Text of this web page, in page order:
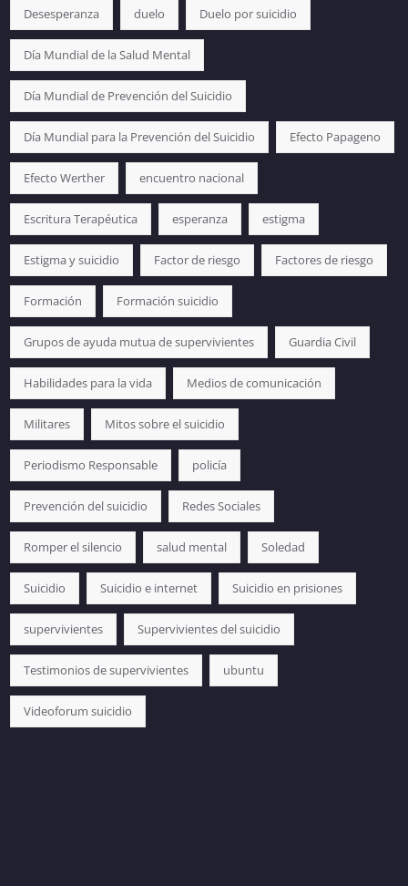
Desesperanza duelo Duelo por suicidio
Día Mundial de la Salud Mental
Día Mundial de Prevención del Suicidio
Día Mundial para la Prevención del Suicidio Efecto Papageno
Efecto Werther encuentro nacional
Escritura Terapéutica esperanza estigma
Estigma y suicidio Factor de riesgo Factores de riesgo
Formación Formación suicidio
Grupos de ayuda mutua de supervivientes Guardia Civil
Habilidades para la vida Medios de comunicación
Militares Mitos sobre el suicidio
Periodismo Responsable policía
Prevención del suicidio Redes Sociales
Romper el silencio salud mental Soledad
Suicidio Suicidio e internet Suicidio en prisiones
supervivientes Supervivientes del suicidio
Testimonios de supervivientes ubuntu
Videoforum suicidio